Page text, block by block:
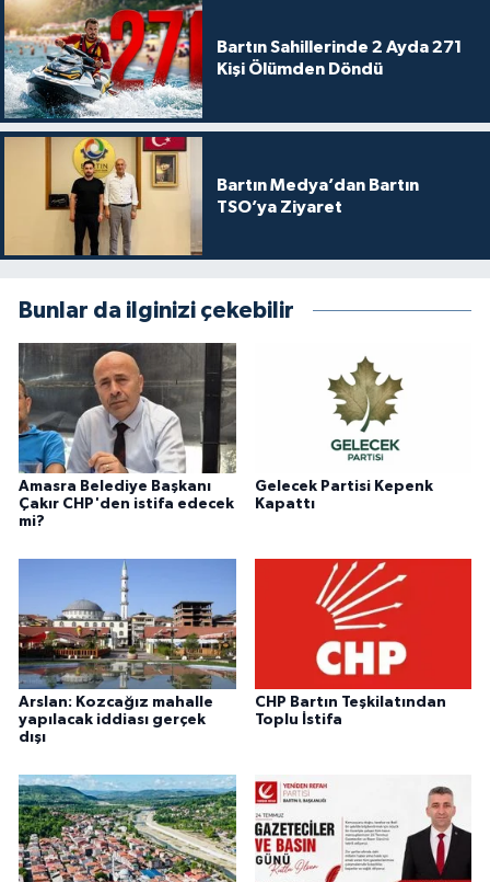
Bartın Sahillerinde 2 Ayda 271
Kişi Ölümden Döndü
Bartın Medya’dan Bartın
TSO’ya Ziyaret
Bunlar da ilginizi çekebilir
Amasra Belediye Başkanı
Çakır CHP'den istifa edecek
mi?
Gelecek Partisi Kepenk
Kapattı
Arslan: Kozcağız mahalle
yapılacak iddiası gerçek
dışı
CHP Bartın Teşkilatından
Toplu İstifa